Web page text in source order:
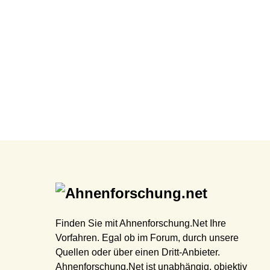
Finden Sie mit Ahnenforschung.Net Ihre
Vorfahren. Egal ob im Forum, durch unsere
Quellen oder über einen Dritt-Anbieter.
Ahnenforschung.Net ist unabhängig, objektiv